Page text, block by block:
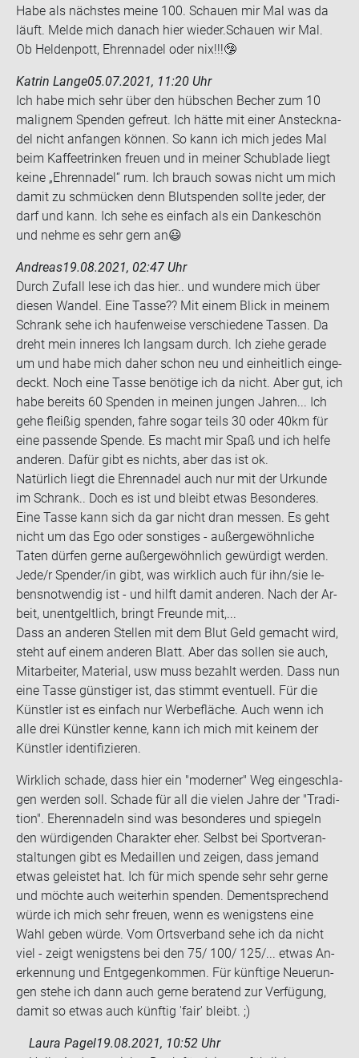
Habe als nächs­tes meine 100. Schau­en mir Mal was da
läuft. Melde mich da­nach hier wie­der.Schau­en wir Mal.
Ob Hel­den­pott, Eh­ren­na­del oder nix!!!🤥
Katrin Lange05.07.2021, 11:20 Uhr
Ich habe mich sehr über den hüb­schen Be­cher zum 10
ma­li­g­nem Spen­den ge­freut. Ich hätte mit einer An­steck­na­
del nicht an­fan­gen kön­nen. So kann ich mich jedes Mal
beim Kaf­fee­trin­ken freu­en und in mei­ner Schub­la­de liegt
keine „Eh­ren­na­del“ rum. Ich brauch sowas nicht um mich
damit zu schmü­cken denn Blut­spen­den soll­te jeder, der
darf und kann. Ich sehe es ein­fach als ein Dan­ke­schön
und nehme es sehr gern an😃
Andreas19.08.2021, 02:47 Uhr
Durch Zu­fall lese ich das hier.. und wun­de­re mich über
die­sen Wan­del. Eine Tasse?? Mit einem Blick in mei­nem
Schrank sehe ich hau­fen­wei­se ver­schie­de­ne Tas­sen. Da
dreht mein in­ne­res Ich lang­sam durch. Ich ziehe ge­ra­de
um und habe mich daher schon neu und ein­heit­lich ein­ge­
deckt. Noch eine Tasse be­nö­ti­ge ich da nicht. Aber gut, ich
habe be­reits 60 Spen­den in mei­nen jun­gen Jah­ren... Ich
gehe flei­ßig spen­den, fahre sogar teils 30 oder 40km für
eine pas­sen­de Spen­de. Es macht mir Spaß und ich helfe
an­de­ren. Dafür gibt es nichts, aber das ist ok.
Na­tür­lich liegt die Eh­ren­na­del auch nur mit der Ur­kun­de
im Schrank.. Doch es ist und bleibt etwas Be­son­de­res.
Eine Tasse kann sich da gar nicht dran mes­sen. Es geht
nicht um das Ego oder sons­ti­ges - au­ßer­ge­wöhn­li­che
Taten dür­fen gerne au­ßer­ge­wöhn­lich ge­wür­digt wer­den.
Jede/r Spen­der/in gibt, was wirk­lich auch für ihn/sie le­
bens­not­wen­dig ist - und hilft damit an­de­ren. Nach der Ar­
beit, un­ent­gelt­lich, bringt Freun­de mit,...
Dass an an­de­ren Stel­len mit dem Blut Geld ge­macht wird,
steht auf einem an­de­ren Blatt. Aber das sol­len sie auch,
Mit­ar­bei­ter, Ma­te­ri­al, usw muss be­zahlt wer­den. Dass nun
eine Tasse güns­ti­ger ist, das stimmt even­tu­ell. Für die
Künst­ler ist es ein­fach nur Wer­be­flä­che. Auch wenn ich
alle drei Künst­ler kenne, kann ich mich mit kei­nem der
Künst­ler iden­ti­fi­zie­ren.
Wirk­lich scha­de, dass hier ein "mo­der­ner" Weg ein­ge­schla­
gen wer­den soll. Scha­de für all die vie­len Jahre der "Tra­di­
ti­on". Ehe­ren­na­deln sind was be­son­de­res und spie­geln
den wür­di­gen­den Cha­rak­ter eher. Selbst bei Sport­ver­an­
stal­tun­gen gibt es Me­dail­len und zei­gen, dass je­mand
etwas ge­leis­tet hat. Ich für mich spen­de sehr sehr gerne
und möch­te auch wei­ter­hin spen­den. Dem­entspre­chend
würde ich mich sehr freu­en, wenn es we­nigs­tens eine
Wahl geben würde. Vom Orts­ver­band sehe ich da nicht
viel - zeigt we­nigs­tens bei den 75/ 100/ 125/... etwas An­
er­ken­nung und Ent­ge­gen­kom­men. Für künf­ti­ge Neue­run­
gen stehe ich dann auch gerne be­ra­tend zur Ver­fü­gung,
damit so etwas auch künf­tig 'fair' bleibt. ;)
Laura Pagel19.08.2021, 10:52 Uhr